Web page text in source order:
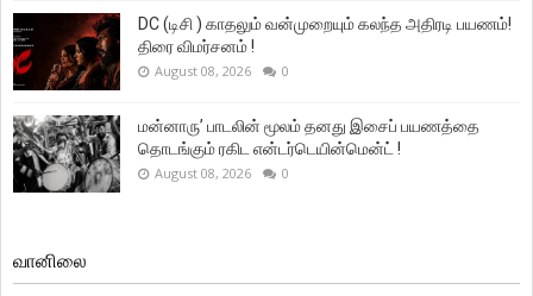
DC (டிசி ) காதலும் வன்முறையும் கலந்த அதிரடி பயணம்!
திரை விமர்சனம் !
August 08, 2026 0
மன்னாரு’ பாடலின் மூலம் தனது இசைப் பயணத்தை
தொடங்கும் ரகிட என்டர்டெயின்மென்ட் !
August 08, 2026 0
வானிலை